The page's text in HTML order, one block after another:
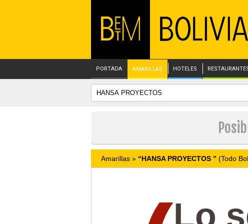
PORTADA AMARILLAS HOTELES
Amarillas » “HANSA PROYECTOS ” (Todo
Lo